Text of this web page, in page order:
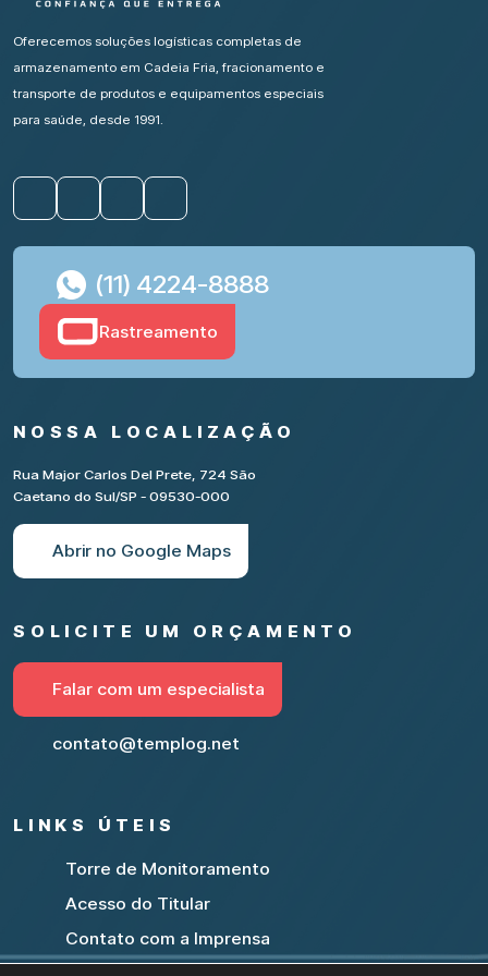
Oferecemos soluções logísticas completas de
armazenamento em Cadeia Fria, fracionamento e
transporte de produtos e equipamentos especiais
para saúde, desde 1991.
(11) 4224-8888
Rastreamento
NOSSA LOCALIZAÇÃO
Rua Major Carlos Del Prete, 724 São
Caetano do Sul/SP - 09530-000
Abrir no Google Maps
SOLICITE UM ORÇAMENTO
Falar com um especialista
contato@templog.net
LINKS ÚTEIS
Torre de Monitoramento
Acesso do Titular
Contato com a Imprensa